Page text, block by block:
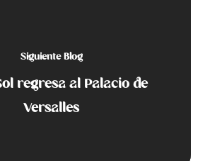
Siguiente Blog
regresa al Palacio de
Versalles